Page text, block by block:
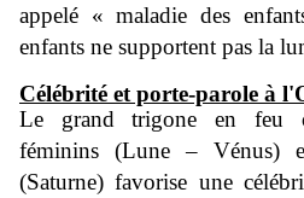
appelé « maladie des
enfants ne supportent pas la
Célébrité et porte-parole à
Le grand trigone en feu
féminins (Lune – Vénus)
(Saturne) favorise une